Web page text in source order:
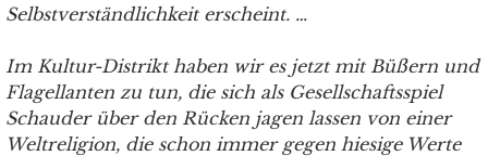
Selbstverständlichkeit erscheint. …
Im Kultur-Distrikt haben wir es jetzt mit Büßern und
Flagellanten zu tun, die sich als Gesellschaftsspiel
Schauder über den Rücken jagen lassen von einer
Weltreligion, die schon immer gegen hiesige Werte